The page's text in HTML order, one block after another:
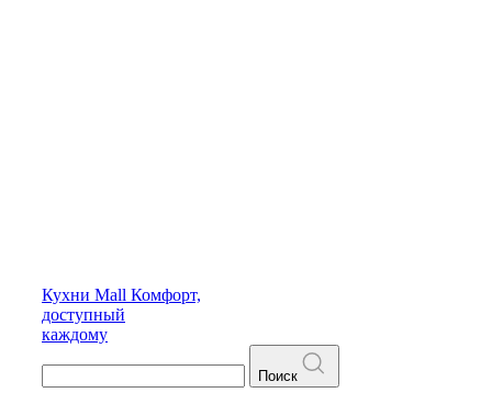
Кухни Mall Комфорт,
доступный
каждому
Поиск